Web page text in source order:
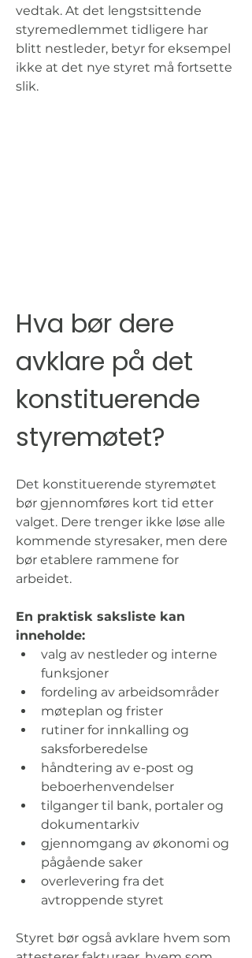
vedtak. At det lengstsittende
styremedlemmet tidligere har
blitt nestleder, betyr for eksempel
ikke at det nye styret må fortsette
slik.
Hva bør dere
avklare på det
konstituerende
styremøtet?
Det konstituerende styremøtet
bør gjennomføres kort tid etter
valget. Dere trenger ikke løse alle
kommende styresaker, men dere
bør etablere rammene for
arbeidet.
En praktisk saksliste kan
inneholde:
valg av nestleder og interne
funksjoner
fordeling av arbeidsområder
møteplan og frister
rutiner for innkalling og
saksforberedelse
håndtering av e-post og
beboerhenvendelser
tilganger til bank, portaler og
dokumentarkiv
gjennomgang av økonomi og
pågående saker
overlevering fra det
avtroppende styret
Styret bør også avklare hvem som